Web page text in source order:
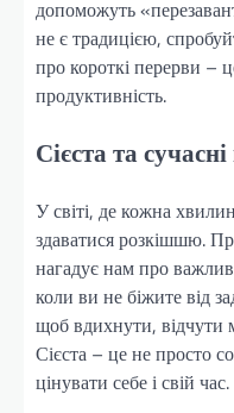
допоможуть
не є традицією,
про короткі перерви
продуктивність.
Сієста та
У світі, де кожна
здаватися розкішшю.
нагадує нам про
коли ви не біжите від
щоб вдихнути,
Сієста – це не просто
цінувати себе і свій час.